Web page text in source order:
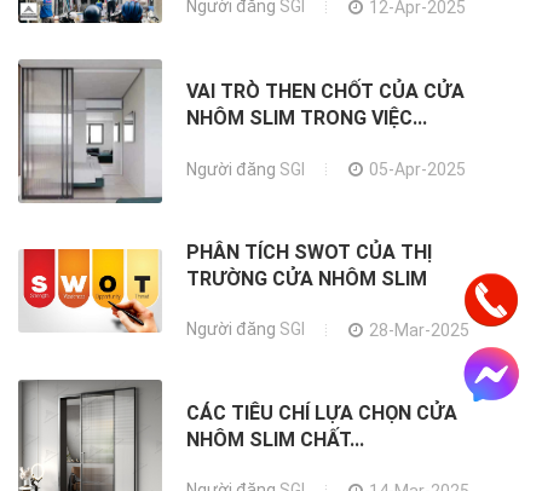
Người đăng SGI 12-Apr-2025
VAI TRÒ THEN CHỐT CỦA CỬA
NHÔM SLIM TRONG VIỆC...
Người đăng SGI 05-Apr-2025
PHÂN TÍCH SWOT CỦA THỊ
TRƯỜNG CỬA NHÔM SLIM
Người đăng SGI 28-Mar-2025
CÁC TIÊU CHÍ LỰA CHỌN CỬA
NHÔM SLIM CHẤT...